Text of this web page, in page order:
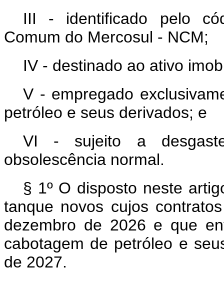
III - identificado pelo
Comum do Mercosul - NCM;
IV - destinado ao ativo
V - empregado
petróleo e seus derivados; e
VI - sujeito a
obsolescência normal.
§ 1º O disposto neste
tanque novos cujos
dezembro de 2026 e que
cabotagem de petróleo e
de 2027.